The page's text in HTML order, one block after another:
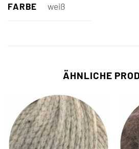
FARBE weiß
ÄHNLICHE